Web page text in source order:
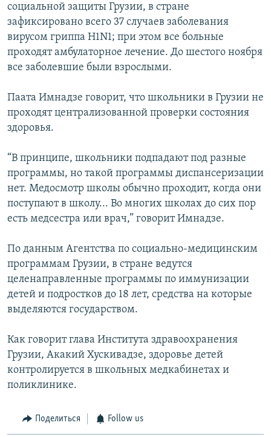
социальной защиты Грузии, в стране
зафиксировано всего 37 случаев заболевания
вирусом гриппа H1N1; при этом все больные
проходят амбулаторное лечение. До шестого ноября
все заболевшие были взрослыми.
Паата Имнадзе говорит, что школьники в Грузии не
проходят централизованной проверки состояния
здоровья.
“В принципе, школьники подпадают под разные
программы, но такой программы диспансеризации
нет. Медосмотр школы обычно проходит, когда они
поступают в школу... Во многих школах до сих пор
есть медсестра или врач,” говорит Имнадзе.
По данным Агентства по социально-медицинским
программам Грузии, в стране ведутся
целенаправленные программы по иммунизации
детей и подростков до 18 лет, средства на которые
выделяются государством.
Как говорит глава Института здравоохранения
Грузии, Акакий Хускивадзе, здоровье детей
контролируется в школьных медкабинетах и
поликлинике.
Поделиться Follow us